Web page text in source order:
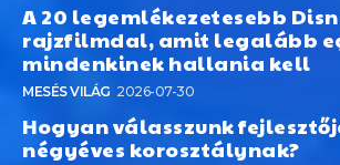
A 20 legemlékezetesebb
rajzfilmdal, amit legalább
mindenkinek hallania kell
MESÉS VILÁG 2026-07-30
Hogyan válasszunk
négyéves korosztálynak?